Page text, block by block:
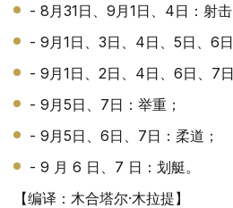
- 8月31日、9月1日、4日：射击
- 9月1日、3日、4日、5日、6
- 9月1日、2日、4日、6日、7
- 9月5日、7日：举重；
- 9月5日、6日、7日：柔道；
- 9 月 6 日、7 日：划艇。
【编译：木合塔尔·木拉提】